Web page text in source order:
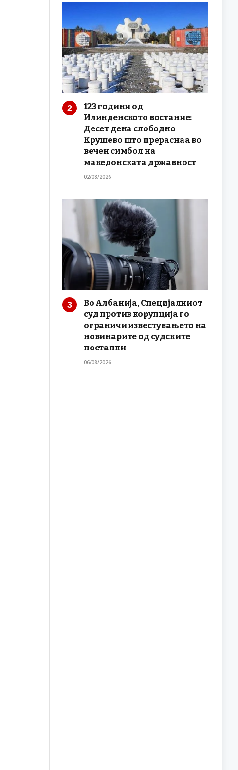
123 години од
Илинденското востание:
Десет дена слободно
Крушево што прераснаа во
вечен симбол на
македонската државност
02/08/2026
Во Албанија, Специјалниот
суд против корупција го
ограничи известувањето на
новинарите од судските
постапки
06/08/2026